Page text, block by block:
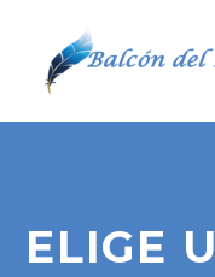
ELIGE